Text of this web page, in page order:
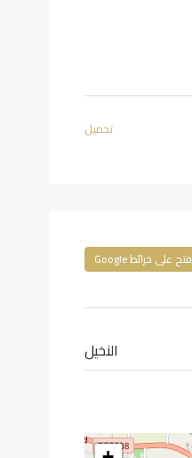
تحميل
فتح على خرائط Google
النخيل